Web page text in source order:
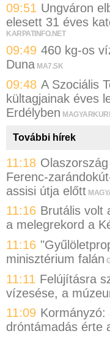
09:51 Ungváron
elesett 31 éves
KARPATINFO.NET
09:49 460 kg-os
Duna MA7.SK
09:48 A Szociális
kültagjainak éves
Erdélyben
További hírek
11:18
Ferenc-
assisi útja előtt
11:16 Brutális volt
a melegrekord a
11:16
minisztérium falán
11:11 Felújításra
vízesése, a
11:09 Kormányzó:
dróntámadás érte